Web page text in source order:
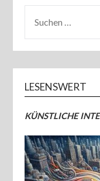
NACH:
LESENSWERT
KÜNSTLICHE